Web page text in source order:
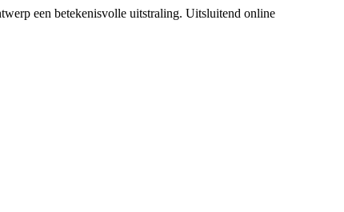
een betekenisvolle uitstraling. Uitsluitend online